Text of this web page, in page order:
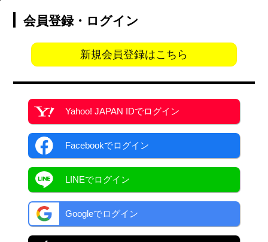
会員登録・ログイン
新規会員登録はこちら
Yahoo! JAPAN IDでログイン
Facebookでログイン
LINEでログイン
Googleでログイン